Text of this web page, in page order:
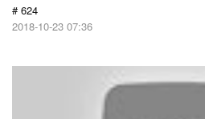
# 624
2018-10-23 07:36